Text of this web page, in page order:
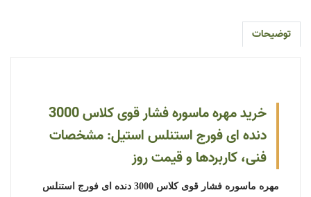
توضیحات
خرید مهره ماسوره فشار قوی کلاس 3000
دنده ای فورج استنلس استیل: مشخصات
فنی، کاربردها و قیمت روز
مهره ماسوره فشار قوی کلاس 3000 دنده ای فورج استنلس